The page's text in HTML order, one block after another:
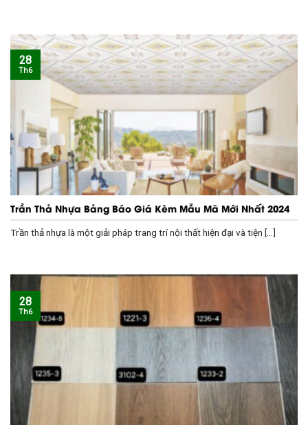
Trần Thả Nhựa Bảng Báo Giá Kèm Mẫu Mã Mới Nhất 2024
Trần thả nhựa là một giải pháp trang trí nội thất hiện đại và tiện [...]
28
Th6
28
Th6